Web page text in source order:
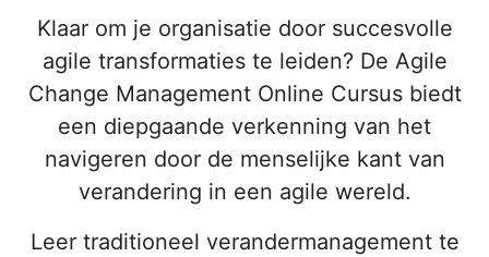
Klaar om je organisatie door succesvolle
agile transformaties te leiden? De Agile
Change Management Online Cursus biedt
een diepgaande verkenning van het
navigeren door de menselijke kant van
verandering in een agile wereld.
Leer traditioneel verandermanagement te